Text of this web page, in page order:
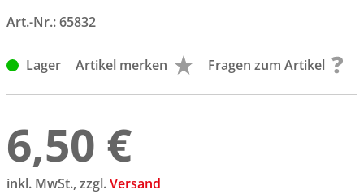
Art.-Nr.:65832
Lager Artikel merken Fragen zum Artikel
6,50 €
inkl. MwSt., zzgl.Versand